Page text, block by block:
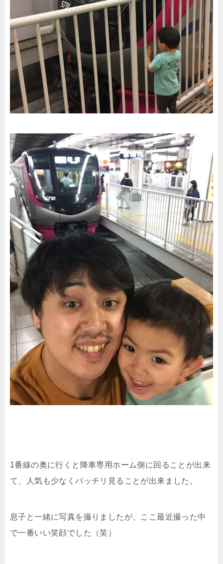
1番線の奥に行くと降車専用ホーム側に回ることが出来
て、人気も少なくバッチリ見ることが出来ました。
息子と一緒に写真を撮りましたが、ここ最近撮った中
で一番いい笑顔でした（笑）